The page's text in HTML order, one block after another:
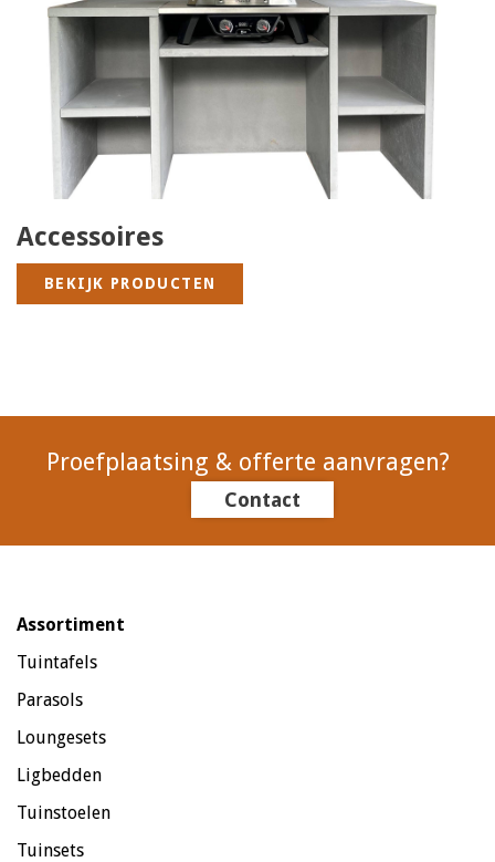
Accessoires
BEKIJK PRODUCTEN
Proefplaatsing & offerte aanvragen?
Contact
Assortiment
Tuintafels
Parasols
Loungesets
Ligbedden
Tuinstoelen
Tuinsets